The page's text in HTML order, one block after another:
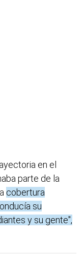
en el
parte de la
cobertura
su
y su gente",